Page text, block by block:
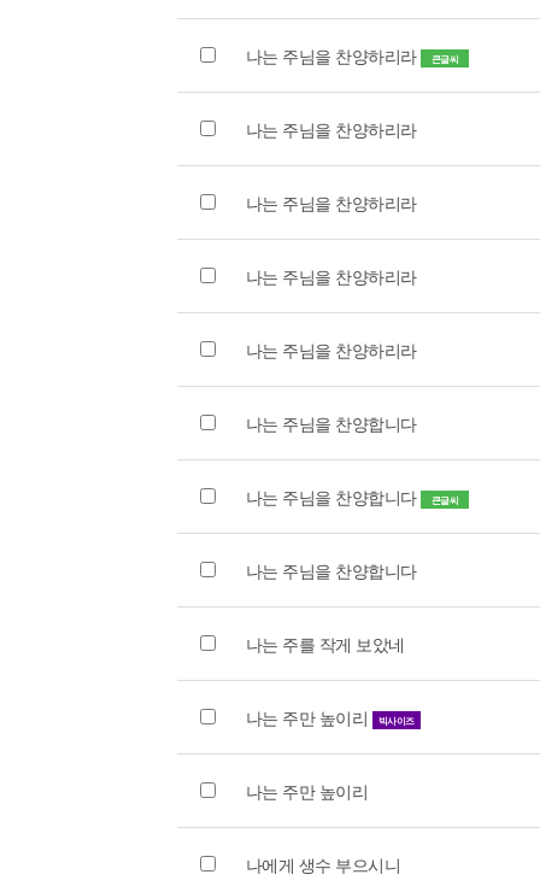
나는 주님을 찬양하리라 큰글씨
나는 주님을 찬양하리라
나는 주님을 찬양하리라
나는 주님을 찬양하리라
나는 주님을 찬양하리라
나는 주님을 찬양합니다
나는 주님을 찬양합니다 큰글씨
나는 주님을 찬양합니다
나는 주를 작게 보았네
나는 주만 높이리 빅사이즈
나는 주만 높이리
나에게 생수 부으시니